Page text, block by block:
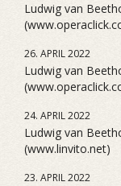
Ludwig van
26. APRIL 2022
Ludwig van
24. APRIL 2022
Ludwig van
(www.linvito.net)
23. APRIL 2022